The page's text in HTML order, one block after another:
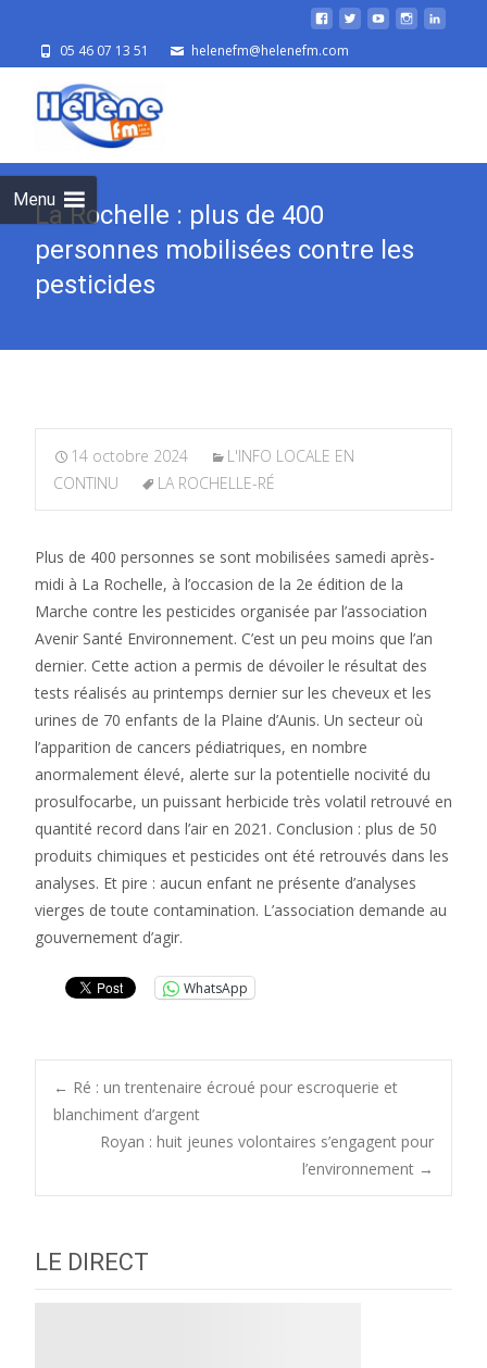
05 46 07 13 51 helenefm@helenefm.com
Menu
La Rochelle : plus de 400
personnes mobilisées contre les
pesticides
14 octobre 2024
L'INFO LOCALE EN
CONTINU
LA ROCHELLE-RÉ
Plus de 400 personnes se sont mobilisées samedi après-
midi à La Rochelle, à l’occasion de la 2e édition de la
Marche contre les pesticides organisée par l’association
Avenir Santé Environnement. C’est un peu moins que l’an
dernier. Cette action a permis de dévoiler le résultat des
tests réalisés au printemps dernier sur les cheveux et les
urines de 70 enfants de la Plaine d’Aunis. Un secteur où
l’apparition de cancers pédiatriques, en nombre
anormalement élevé, alerte sur la potentielle nocivité du
prosulfocarbe, un puissant herbicide très volatil retrouvé en
quantité record dans l’air en 2021. Conclusion : plus de 50
produits chimiques et pesticides ont été retrouvés dans les
analyses. Et pire : aucun enfant ne présente d’analyses
vierges de toute contamination. L’association demande au
gouvernement d’agir.
WhatsApp
Post
navigation
← Ré : un trentenaire écroué pour escroquerie et
blanchiment d’argent
Royan : huit jeunes volontaires s’engagent pour
l’environnement →
LE DIRECT